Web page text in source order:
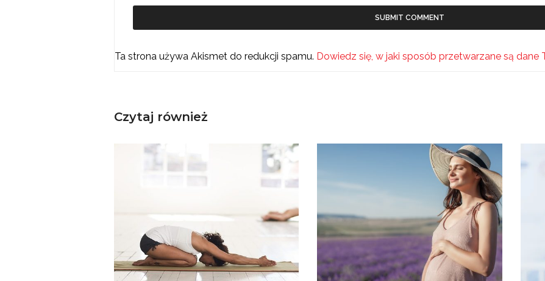
Ta strona używa Akismet do redukcji spamu. Dowiedz się, w jaki sposób przetwarzane są dane
Czytaj również